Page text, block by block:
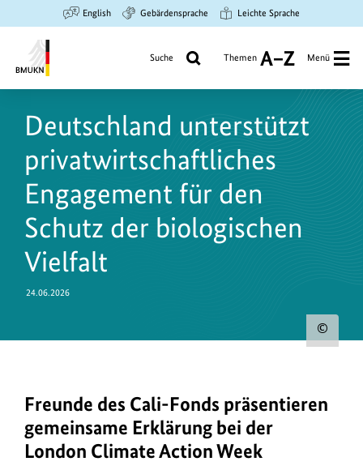
Hauptinhalt
springen
Suche
springen
Hauptnavigation
springen
English Gebärdensprache Leichte Sprache
Umwelt,
Naturschutz
und
nukleare
Sicherheit
Suche Themen
A
Z
Menü
Deutschland unterstützt
privatwirtschaftliches
Engagement für den
Schutz der biologischen
Vielfalt
24.06.2026
Mit
dem
globalen
Cali-
Freunde des Cali-Fonds präsentieren
gemeinsame Erklärung bei der
London Climate Action Week